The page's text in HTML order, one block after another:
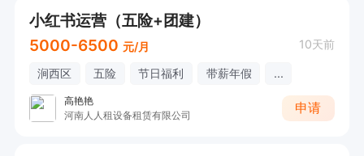
小红书运营（五险+团建）
5000-6500 元/月 10天前
涧西区 五险 节日福利 带薪年假 ...
高艳艳
河南人人租设备租赁有限公司
申请